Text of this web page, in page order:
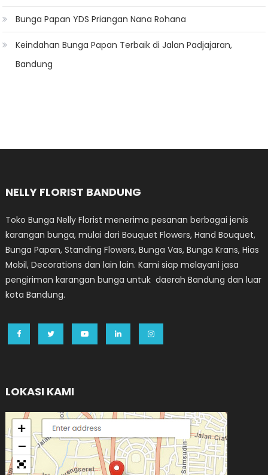
Bunga Papan YDS Priangan Nana Rohana
Keindahan Bunga Papan Terbaik di Jalan Padjajaran,
Bandung
NELLY FLORIST BANDUNG
Toko Bunga Nelly Florist menerima pesanan berbagai jenis
karangan bunga, mulai dari Bouquet Flowers, Hand Bouquet,
Bunga Papan, Standing Flowers, Bunga Vas, Bunga Krans, Hias
Mobil, Decorations dan lain lain. Kami siap melayani jasa
pengiriman karangan bunga untuk daerah Bandung dan luar
kota Bandung.
LOKASI KAMI